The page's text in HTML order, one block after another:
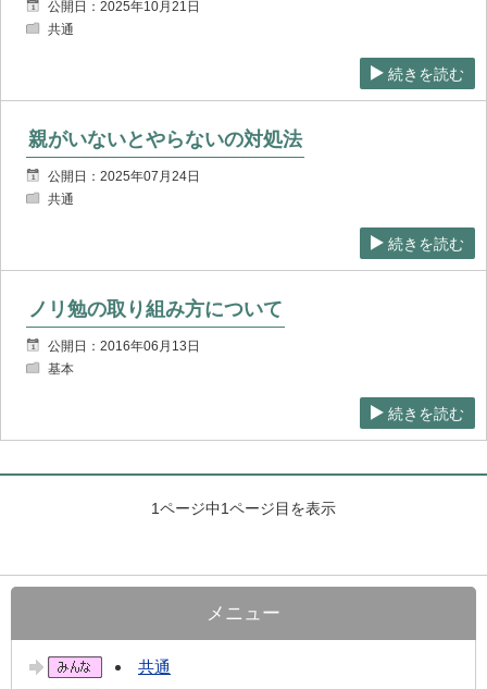
公開日：2025年10月21日
共通
続きを読む
親がいないとやらないの対処法
公開日：2025年07月24日
共通
続きを読む
ノリ勉の取り組み方について
公開日：2016年06月13日
基本
続きを読む
1ページ中1ページ目を表示
メニュー
共通